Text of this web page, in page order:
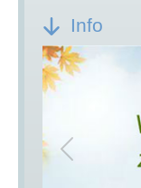
Info
Previous